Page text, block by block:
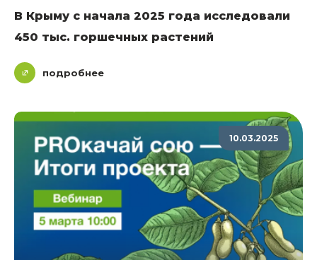
В Крыму с начала 2025 года исследовали
450 тыс. горшечных растений
подробнее
10.03.2025